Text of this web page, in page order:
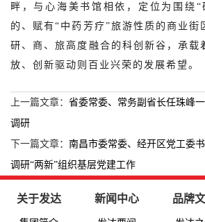
畔，与心海美书馆相依，定位为围绕
的、赋有“中药芳疗”旅游性质的商业街
研、商、旅高度融合的科创新谷，承载
放、创新驱动则百业兴荣的发展希望。
上一篇文章： 省委常委、常务副省长任珠峰
调研
下一篇文章： 南昌市委常委、经开区党工委
调研“两新”组织基层党建工作
关于发达 新闻中心 品牌